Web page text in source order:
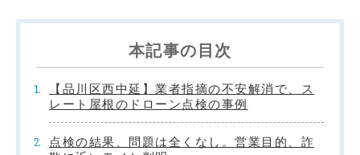
本記事の目次
【品川区西中延】業者指摘の不安解消で、ス
レート屋根のドローン点検の事例
点検の結果、問題は全くなし。営業目的、詐